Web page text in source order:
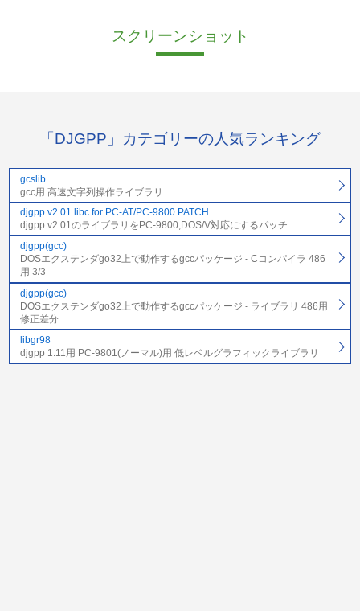
スクリーンショット
「DJGPP」カテゴリーの人気ランキング
gcslib
gcc用 高速文字列操作ライブラリ
djgpp v2.01 libc for PC-AT/PC-9800 PATCH
djgpp v2.01のライブラリをPC-9800,DOS/V対応にするパッチ
djgpp(gcc)
DOSエクステンダgo32上で動作するgccパッケージ - Cコンパイラ 486
用 3/3
djgpp(gcc)
DOSエクステンダgo32上で動作するgccパッケージ - ライブラリ 486用
修正差分
libgr98
djgpp 1.11用 PC-9801(ノーマル)用 低レベルグラフィックライブラリ